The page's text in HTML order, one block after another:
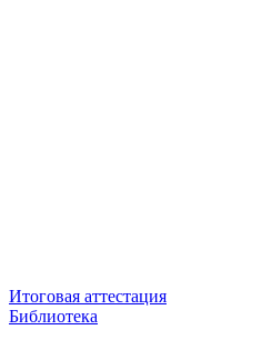
Итоговая аттестация
Библиотека